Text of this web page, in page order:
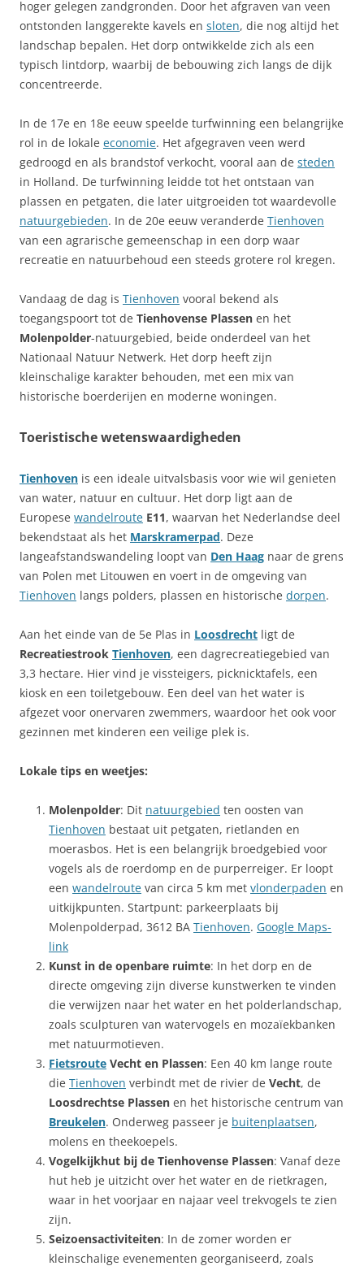
hoger gelegen zandgronden. Door het afgraven van veen
ontstonden langgerekte kavels en sloten, die nog altijd het
landschap bepalen. Het dorp ontwikkelde zich als een
typisch lintdorp, waarbij de bebouwing zich langs de dijk
concentreerde.
In de 17e en 18e eeuw speelde turfwinning een belangrijke
rol in de lokale economie. Het afgegraven veen werd
gedroogd en als brandstof verkocht, vooral aan de steden
in Holland. De turfwinning leidde tot het ontstaan van
plassen en petgaten, die later uitgroeiden tot waardevolle
natuurgebieden. In de 20e eeuw veranderde Tienhoven
van een agrarische gemeenschap in een dorp waar
recreatie en natuurbehoud een steeds grotere rol kregen.
Vandaag de dag is Tienhoven vooral bekend als
toegangspoort tot de Tienhovense Plassen en het
Molenpolder-natuurgebied, beide onderdeel van het
Nationaal Natuur Netwerk. Het dorp heeft zijn
kleinschalige karakter behouden, met een mix van
historische boerderijen en moderne woningen.
Toeristische wetenswaardigheden
Tienhoven is een ideale uitvalsbasis voor wie wil genieten
van water, natuur en cultuur. Het dorp ligt aan de
Europese wandelroute E11, waarvan het Nederlandse deel
bekendstaat als het Marskramerpad. Deze
langeafstandswandeling loopt van Den Haag naar de grens
van Polen met Litouwen en voert in de omgeving van
Tienhoven langs polders, plassen en historische dorpen.
Aan het einde van de 5e Plas in Loosdrecht ligt de
Recreatiestrook Tienhoven, een dagrecreatiegebied van
3,3 hectare. Hier vind je vissteigers, picknicktafels, een
kiosk en een toiletgebouw. Een deel van het water is
afgezet voor onervaren zwemmers, waardoor het ook voor
gezinnen met kinderen een veilige plek is.
Lokale tips en weetjes:
Molenpolder: Dit natuurgebied ten oosten van
Tienhoven bestaat uit petgaten, rietlanden en
moerasbos. Het is een belangrijk broedgebied voor
vogels als de roerdomp en de purperreiger. Er loopt
een wandelroute van circa 5 km met vlonderpaden en
uitkijkpunten. Startpunt: parkeerplaats bij
Molenpolderpad, 3612 BA Tienhoven. Google Maps-
link
Kunst in de openbare ruimte: In het dorp en de
directe omgeving zijn diverse kunstwerken te vinden
die verwijzen naar het water en het polderlandschap,
zoals sculpturen van watervogels en mozaïekbanken
met natuurmotieven.
Fietsroute Vecht en Plassen: Een 40 km lange route
die Tienhoven verbindt met de rivier de Vecht, de
Loosdrechtse Plassen en het historische centrum van
Breukelen. Onderweg passeer je buitenplaatsen,
molens en theekoepels.
Vogelkijkhut bij de Tienhovense Plassen: Vanaf deze
hut heb je uitzicht over het water en de rietkragen,
waar in het voorjaar en najaar veel trekvogels te zien
zijn.
Seizoensactiviteiten: In de zomer worden er
kleinschalige evenementen georganiseerd, zoals